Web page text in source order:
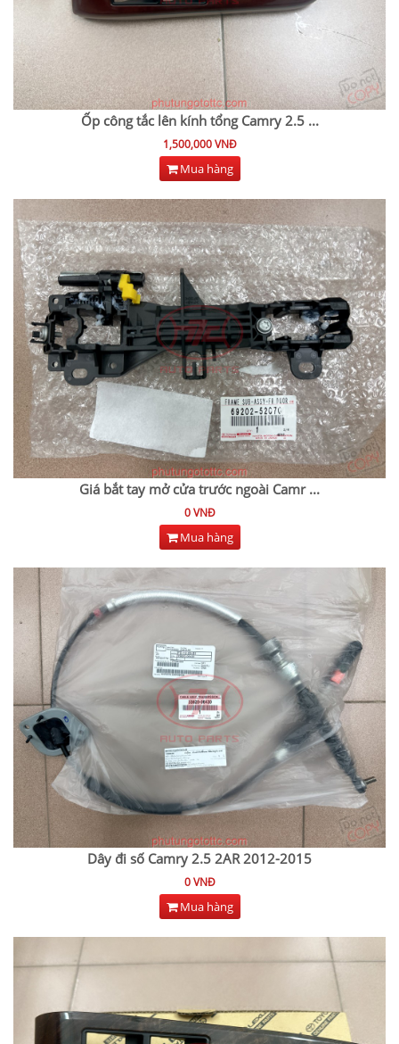
Ốp công tắc lên kính tổng Camry 2.5...
1,500,000 VNĐ
Mua hàng
Giá bắt tay mở cửa trước ngoài Camr...
0 VNĐ
Mua hàng
Dây đi số Camry 2.5 2AR 2012-2015
0 VNĐ
Mua hàng